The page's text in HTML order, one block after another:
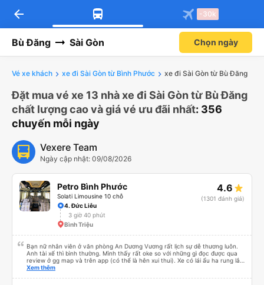
arrow_back -30k
Bù Đăng Sài Gòn Chọn ngày
Vé xe khách xe đi Sài Gòn từ Bình Phước xe đi Sài Gòn từ Bù Đăng
Đặt mua vé xe 13 nhà xe đi Sài Gòn từ Bù Đăng
chất lượng cao và giá vé ưu đãi nhất: 356
chuyến mỗi ngày
Vexere Team
Ngày cập nhật: 09/08/2026
Petro Bình Phước
Solati Limousine 10 chỗ
4.6
(1301 đánh giá)
4. Đức Liễu
3 giờ 40 phút
Bình Triệu
Bạn nữ nhân viên ở văn phòng An Dương Vương rất lịch sự dễ thương luôn.
Anh tài xế thì bình thường. Mình thấy rất oke so với những gì đọc được qua
review ở gg map và trên app (có thể là hên xui thui). Xe có lái ẩu ha rung lắc
hay không thì cũng ko rõ tại mình say xe nên ngủ ko à
Xem thêm